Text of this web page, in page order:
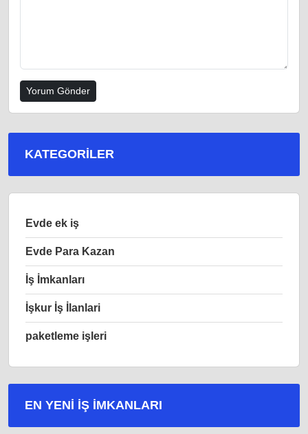
KATEGORILER
Evde ek iş
Evde Para Kazan
İş İmkanları
İşkur İş İlanlari
paketleme işleri
EN YENI İŞ IMKANLARI